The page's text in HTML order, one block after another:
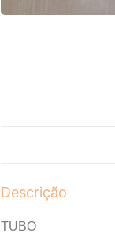
Descrição
TUBO